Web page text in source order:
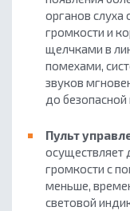
органов слуха
громкости и
щелчками в
помехами,
звуков
до
Пульт
осуществляет
громкости с
меньше,
световой